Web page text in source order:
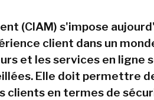
(CIAM) s'impose
client dans un
et les services en ligne
Elle doit permettre
clients en termes de